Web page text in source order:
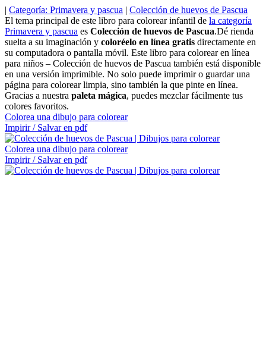
| Categoría: Primavera y pascua | Colección de huevos de Pascua
El tema principal de este libro para colorear infantil de la categoría
Primavera y pascua es Colección de huevos de Pascua.Dé rienda
suelta a su imaginación y coloréelo en línea gratis directamente en
su computadora o pantalla móvil. Este libro para colorear en línea
para niños – Colección de huevos de Pascua también está disponible
en una versión imprimible. No solo puede imprimir o guardar una
página para colorear limpia, sino también la que pinte en línea.
Gracias a nuestra paleta mágica, puedes mezclar fácilmente tus
colores favoritos.
Colorea una dibujo para colorear
Impirir / Salvar en pdf
Colorea una dibujo para colorear
Impirir / Salvar en pdf